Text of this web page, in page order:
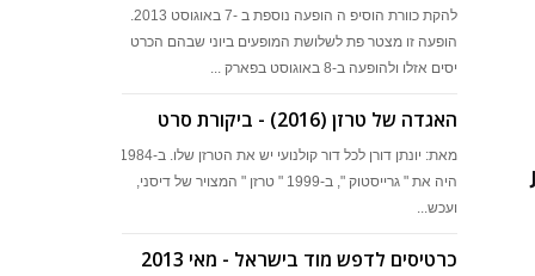
הופעה זו מצטר פת לשלושת המופעים ביוני שבהם הכרט
יסים אזלו ולהופעה ב-8 באוגוסט בפארק ...
האגדה של טרזן (2016) - ביקורת סרט
מאת: יונתן דורן לכל דור קולנועי יש את הטרזן שלו. ב-1984
היה את " גרייסטוק ", ב-1999 " טרזן " המצויר של דיסני,
ועכש...
כרטיסים לדפש מוד בישראל - מאי 2013